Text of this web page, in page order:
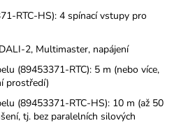
RTC-HS): 4 spínací vstupy pro
2, Multimaster, napájení
(89453371-RTC): 5 m (nebo více,
prostředí)
(89453371-RTC-HS): 10 m (až 50
tj. bez paralelních silových